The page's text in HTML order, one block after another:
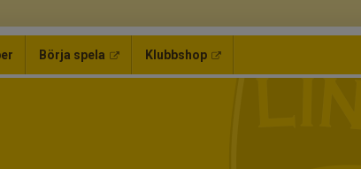
Börja spela Klubbshop